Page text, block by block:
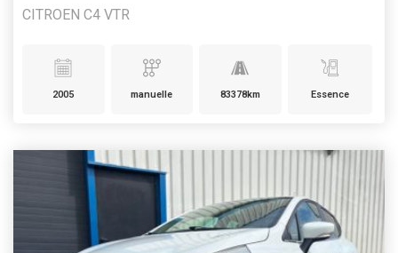
CITROEN C4 VTR
2005 manuelle 83378km Essence